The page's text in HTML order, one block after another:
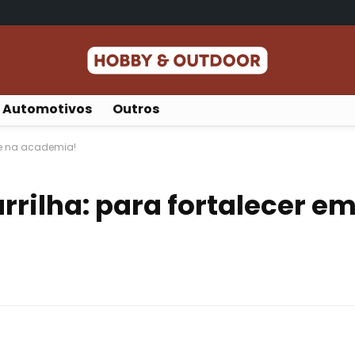
Automotivos Outros
na academia!
para fortalecer